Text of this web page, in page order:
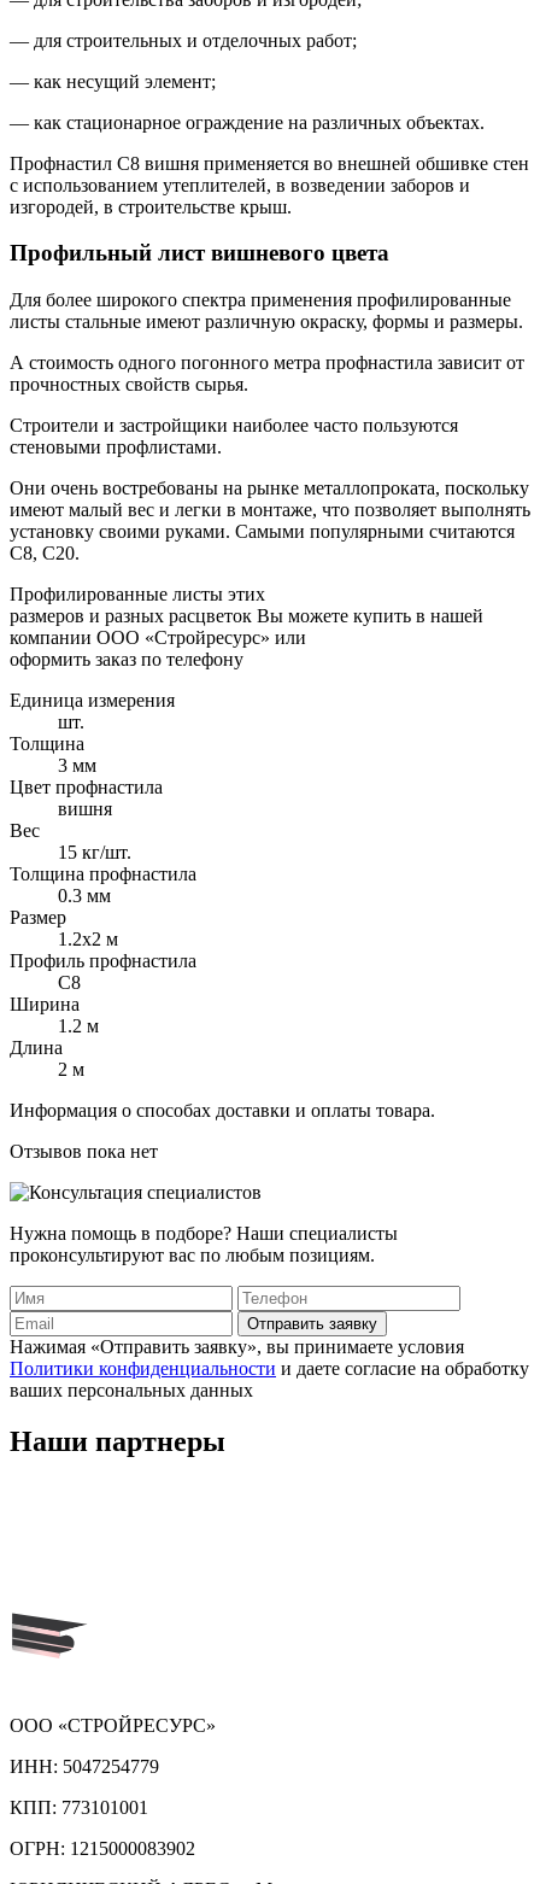
— для строительных и отделочных работ;
— как несущий элемент;
— как стационарное ограждение на различных объектах.
Профнастил С8 вишня применяется во внешней обшивке стен
с использованием утеплителей, в возведении заборов и
изгородей, в строительстве крыш.
Профильный лист вишневого цвета
Для более широкого спектра применения профилированные
листы стальные имеют различную окраску, формы и размеры.
А стоимость одного погонного метра профнастила зависит от
прочностных свойств сырья.
Строители и застройщики наиболее часто пользуются
стеновыми профлистами.
Они очень востребованы на рынке металлопроката, поскольку
имеют малый вес и легки в монтаже, что позволяет выполнять
установку своими руками. Самыми популярными считаются
С8, С20.
Профилированные листы этих
размеров и разных расцветок Вы можете купить в нашей
компании ООО «Стройресурс» или
оформить заказ по телефону
Единица измерения
шт.
Толщина
3 мм
Цвет профнастила
вишня
Вес
15 кг/шт.
Толщина профнастила
0.3 мм
Размер
1.2х2 м
Профиль профнастила
C8
Ширина
1.2 м
Длина
2 м
Информация о способах доставки и оплаты товара.
Отзывов пока нет
Нужна помощь в подборе? Наши специалисты
проконсультируют вас по любым позициям.
Отправить заявку
Нажимая «Отправить заявку», вы принимаете условия
Политики конфиденциальности и даете согласие на обработку
ваших персональных данных
Наши партнеры
ООО «СТРОЙРЕСУРС»
ИНН: 5047254779
КПП: 773101001
ОГРН: 1215000083902